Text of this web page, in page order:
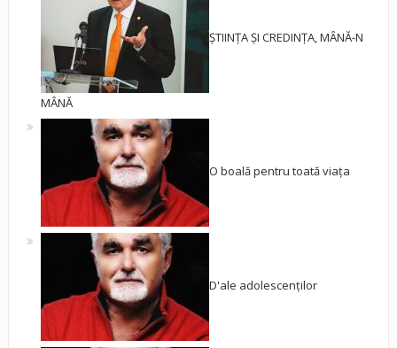
ȘTIINȚA ȘI CREDINȚA, MÂNĂ-N
MÂNĂ
O boală pentru toată viața
D'ale adolescenților